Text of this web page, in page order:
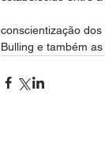
conscientização
Bulling e também